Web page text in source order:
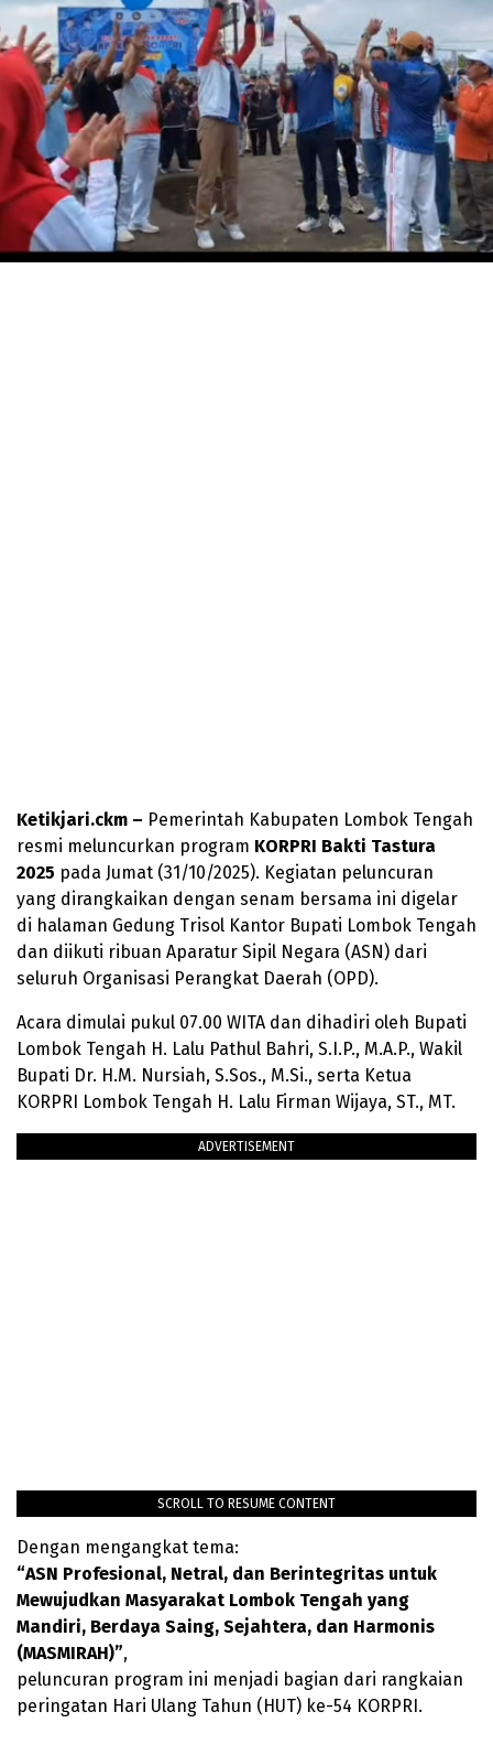
Ketikjari.ckm – Pemerintah Kabupaten Lombok Tengah
resmi meluncurkan program KORPRI Bakti Tastura
2025 pada Jumat (31/10/2025). Kegiatan peluncuran
yang dirangkaikan dengan senam bersama ini digelar
di halaman Gedung Trisol Kantor Bupati Lombok Tengah
dan diikuti ribuan Aparatur Sipil Negara (ASN) dari
seluruh Organisasi Perangkat Daerah (OPD).
Acara dimulai pukul 07.00 WITA dan dihadiri oleh Bupati
Lombok Tengah H. Lalu Pathul Bahri, S.I.P., M.A.P., Wakil
Bupati Dr. H.M. Nursiah, S.Sos., M.Si., serta Ketua
KORPRI Lombok Tengah H. Lalu Firman Wijaya, ST., MT.
ADVERTISEMENT
SCROLL TO RESUME CONTENT
Dengan mengangkat tema:
“ASN Profesional, Netral, dan Berintegritas untuk
Mewujudkan Masyarakat Lombok Tengah yang
Mandiri, Berdaya Saing, Sejahtera, dan Harmonis
(MASMIRAH)”,
peluncuran program ini menjadi bagian dari rangkaian
peringatan Hari Ulang Tahun (HUT) ke-54 KORPRI.